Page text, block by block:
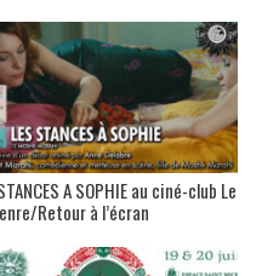
A SOPHIE au ciné-club Le
Retour à l’écran